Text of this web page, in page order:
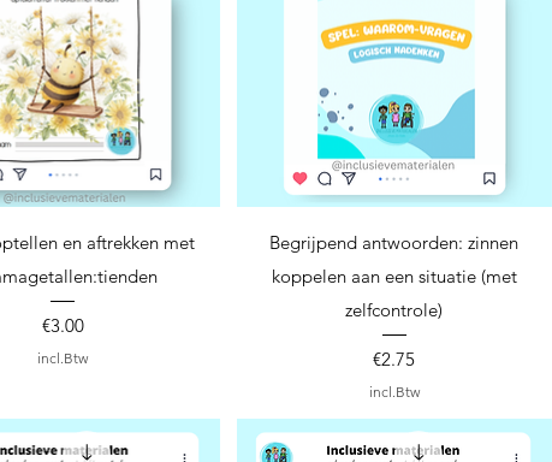
Snel overzichten aftrekken met
Prijs
€3.00
incl.Btw
Snel overzicht
Begrijpend antwoorden: zinnen
koppelen aan een situatie (met
zelfcontrole)
Prijs
€2.75
incl.Btw